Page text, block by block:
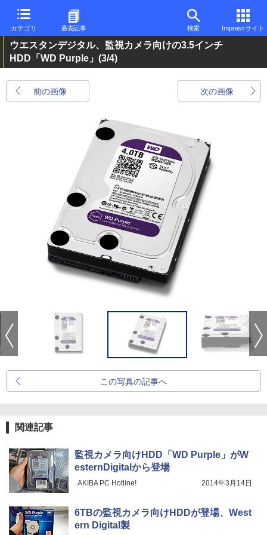
カテゴリ 過去記事 検索 Impressサイト
ウエスタンデジタル、監視カメラ向けの3.5インチ
HDD「WD Purple」 (3/4)
前の画像 次の画像
この写真の記事へ
関連記事
監視カメラ向けHDD「WD Purple」がW
esternDigitalから登場
AKIBA PC Hotline! 2014年3月14日
6TBの監視カメラ向けHDDが登場、West
ern Digital製